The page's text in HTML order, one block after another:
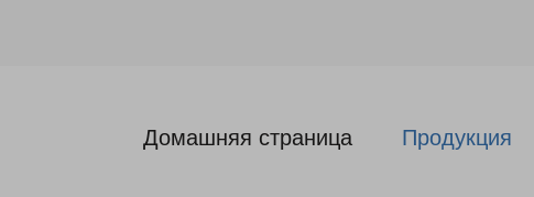
Домашняя страница Продукция